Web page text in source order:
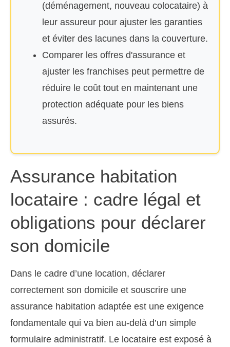
(déménagement, nouveau colocataire) à
leur assureur pour ajuster les garanties
et éviter des lacunes dans la couverture.
Comparer les offres d'assurance et
ajuster les franchises peut permettre de
réduire le coût tout en maintenant une
protection adéquate pour les biens
assurés.
Assurance habitation
locataire : cadre légal et
obligations pour déclarer
son domicile
Dans le cadre d’une location, déclarer
correctement son domicile et souscrire une
assurance habitation adaptée est une exigence
fondamentale qui va bien au-delà d’un simple
formulaire administratif. Le locataire est exposé à